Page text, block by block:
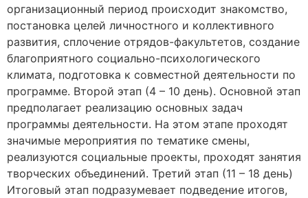
организационный период происходит знакомство,
постановка целей личностного и коллективного
развития, сплочение отрядов-факультетов, создание
благоприятного социально-психологического
климата, подготовка к совместной деятельности по
программе. Второй этап (4 – 10 день). Основной этап
предполагает реализацию основных задач
программы деятельности. На этом этапе проходят
значимые мероприятия по тематике смены,
реализуются социальные проекты, проходят занятия
творческих объединений. Третий этап (11 – 18 день)
Итоговый этап подразумевает подведение итогов,